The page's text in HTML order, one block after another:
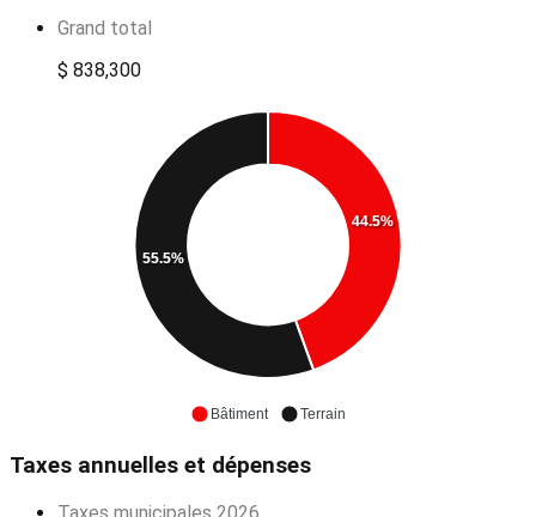
Grand total
$ 838,300
44.5%
55.5%
Bâtiment Terrain
Taxes annuelles et dépenses
Taxes municipales 2026